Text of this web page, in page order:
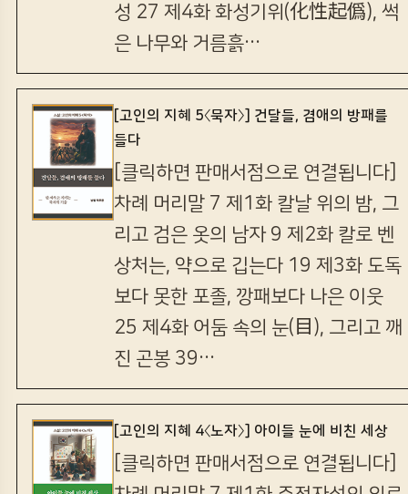
성 27 제4화 화성기위(化性起僞), 썩
은 나무와 거름흙…
[고인의 지혜 5〈묵자〉] 건달들, 겸애의 방패를
들다
[클릭하면 판매서점으로 연결됩니다]
차례 머리말 7 제1화 칼날 위의 밤, 그
리고 검은 옷의 남자 9 제2화 칼로 벤
상처는, 약으로 깁는다 19 제3화 도독
보다 못한 포졸, 깡패보다 나은 이웃
25 제4화 어둠 속의 눈(目), 그리고 깨
진 곤봉 39…
[고인의 지혜 4〈노자〉] 아이들 눈에 비친 세상
[클릭하면 판매서점으로 연결됩니다]